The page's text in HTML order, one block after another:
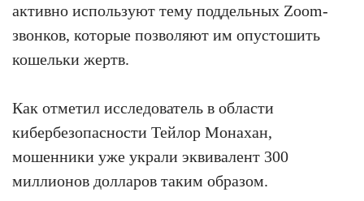
активно используют тему поддельных Zoom-
звонков, которые позволяют им опустошить
кошельки жертв.
Как отметил исследователь в области
кибербезопасности Тейлор Монахан,
мошенники уже украли эквивалент 300
миллионов долларов таким образом.